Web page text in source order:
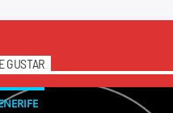
GUSTAR